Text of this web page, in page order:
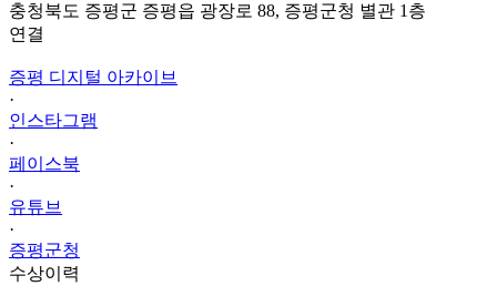
충청북도 증평군 증평읍 광장로 88, 증평군청 별관 1층
연결
증평 디지털 아카이브
·
인스타그램
·
페이스북
·
유튜브
·
증평군청
수상이력